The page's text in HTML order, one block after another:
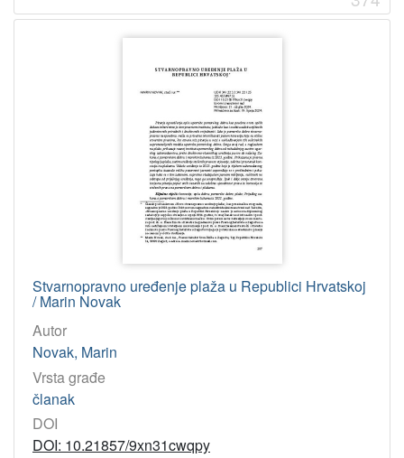
Stvarnopravno uređenje plaža u Republici Hrvatskoj
/ Marin Novak
Autor
Novak, Marin
Vrsta građe
članak
DOI
DOI: 10.21857/9xn31cwqpy